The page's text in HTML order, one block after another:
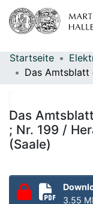
Bereiche &
Statistiken
Startseite
Das
; Nr. 199 /
(Saale)
3.55